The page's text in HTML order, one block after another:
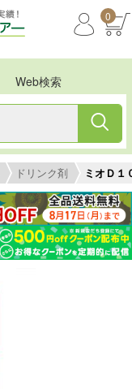
0
Web検索
ドリンク剤 ミオＤ１